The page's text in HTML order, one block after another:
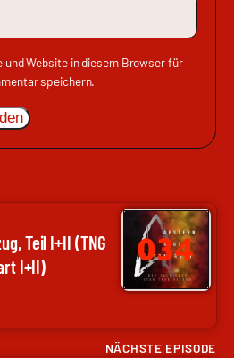
und Website in diesem Browser für
speichern.
Teil I+II (TNG
I+II)
NÄCHSTE EPISODE